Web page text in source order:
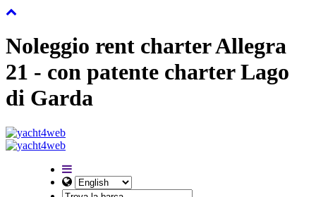
Noleggio rent charter Allegra
21 - con patente charter Lago
di Garda